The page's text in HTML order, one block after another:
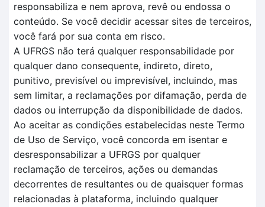
responsabiliza e nem aprova, revê ou endossa o
conteúdo. Se você decidir acessar sites de terceiros,
você fará por sua conta em risco.
A UFRGS não terá qualquer responsabilidade por
qualquer dano consequente, indireto, direto,
punitivo, previsível ou imprevisível, incluindo, mas
sem limitar, a reclamações por difamação, perda de
dados ou interrupção da disponibilidade de dados.
Ao aceitar as condições estabelecidas neste Termo
de Uso de Serviço, você concorda em isentar e
desresponsabilizar a UFRGS por qualquer
reclamação de terceiros, ações ou demandas
decorrentes de resultantes ou de quaisquer formas
relacionadas à plataforma, incluindo qualquer